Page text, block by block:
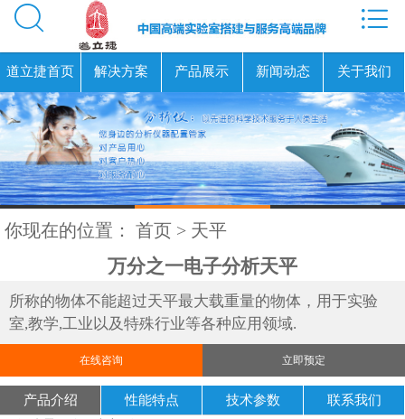


道立捷首页 解决方案 产品展示 新闻动态 关于我们
你现在的位置： 首页 > 天平
万分之一电子分析天平
所称的物体不能超过天平最大载重量的物体，用于实验
室,教学,工业以及特殊行业等各种应用领域.
在线咨询 立即预定
产品介绍 性能特点 技术参数 联系我们